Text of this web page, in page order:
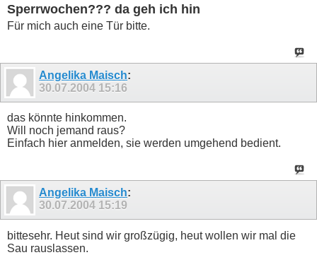
Sperrwochen??? da geh ich hin
Für mich auch eine Tür bitte.
Angelika Maisch:
30.07.2004 15:16
das könnte hinkommen.
Will noch jemand raus?
Einfach hier anmelden, sie werden umgehend bedient.
Angelika Maisch:
30.07.2004 15:19
bittesehr. Heut sind wir großzügig, heut wollen wir mal die
Sau rauslassen.